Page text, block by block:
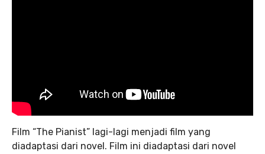
Film “The Pianist” lagi-lagi menjadi film yang
diadaptasi dari novel. Film ini diadaptasi dari novel